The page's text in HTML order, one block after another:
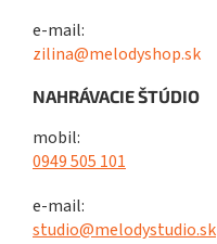
e-mail:
zilina@melodyshop.sk
NAHRÁVACIE ŠTÚDIO
mobil:
0949 505 101
e-mail:
studio@melodystudio.sk